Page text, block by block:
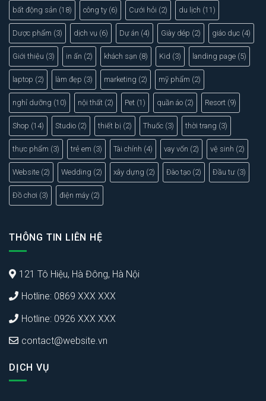
bất động sản (18) công ty (6) Cưới hỏi (2) du lịch (11)
Dược phẩm (3) dịch vụ (6) Dự án (4) Giày dép (2) giáo dục (4)
Giới thiệu (3) in ấn (2) khách sạn (8) Kid (3) landing page (5)
laptop (2) làm đẹp (3) marketing (2) mỹ phẩm (2)
nghỉ dưỡng (10) nội thất (2) Pet (1) quần áo (2) Resort (9)
Shop (14) Studio (2) thiết bị (2) Thuốc (3) thời trang (3)
thực phẩm (3) trẻ em (3) Tài chính (4) vay vốn (2) vệ sinh (2)
Website (2) Wedding (2) xây dựng (2) Đào tạo (2) Đầu tư (3)
Đồ chơi (3) điện máy (2)
THÔNG TIN LIÊN HỆ
121 Tô Hiệu, Hà Đông, Hà Nội
Hotline: 0869 XXX XXX
Hotline: 0926 XXX XXX
contact@website.vn
DỊCH VỤ